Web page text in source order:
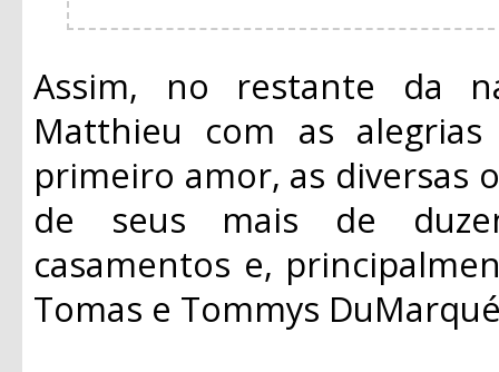
Assim, no restante da
Matthieu com as
primeiro amor, as diversas
de seus mais de
casamentos e,
Tomas e Tommys